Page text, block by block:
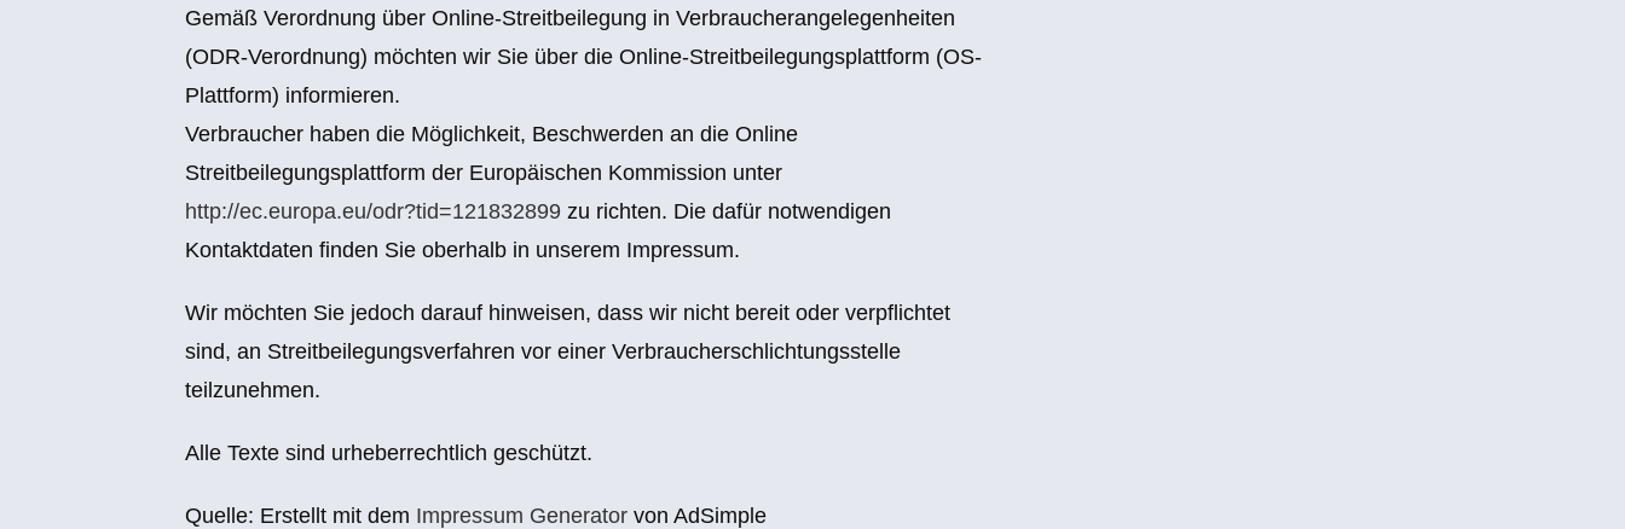
Gemäß Verordnung über Online-Streitbeilegung in Verbraucherangelegenheiten
(ODR-Verordnung) möchten wir Sie über die Online-Streitbeilegungsplattform (OS-
Plattform) informieren.
Verbraucher haben die Möglichkeit, Beschwerden an die Online
Streitbeilegungsplattform der Europäischen Kommission unter
http://ec.europa.eu/odr?tid=121832899 zu richten. Die dafür notwendigen
Kontaktdaten finden Sie oberhalb in unserem Impressum.
Wir möchten Sie jedoch darauf hinweisen, dass wir nicht bereit oder verpflichtet
sind, an Streitbeilegungsverfahren vor einer Verbraucherschlichtungsstelle
teilzunehmen.
Alle Texte sind urheberrechtlich geschützt.
Quelle: Erstellt mit dem Impressum Generator von AdSimple